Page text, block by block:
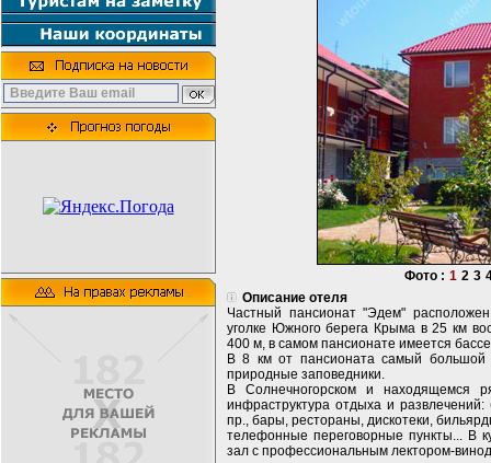
Фото : 1 2 3
Описание отеля
Частный пансионат "Эдем"
уголке Южного берега Крыма в 25 км
400 м, в самом пансионате имеется
В 8 км от пансионата самый большой
природные заповедники.
В Солнечногорском и находящемся
инфраструктура отдыха и
пр., бары, рестораны, дискотеки,
телефонные переговорные пункты... В
зал с профессиональным лектором-